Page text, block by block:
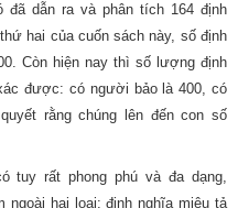
đã dẫn ra và phân tích 164 định
hai của cuốn sách này, số định
Còn hiện nay thì số lượng định
được: có người bảo là 400, có
rằng chúng lên đến con số
tuy rất phong phú và đa dạng,
ngoài hai loại: định nghĩa miêu tả